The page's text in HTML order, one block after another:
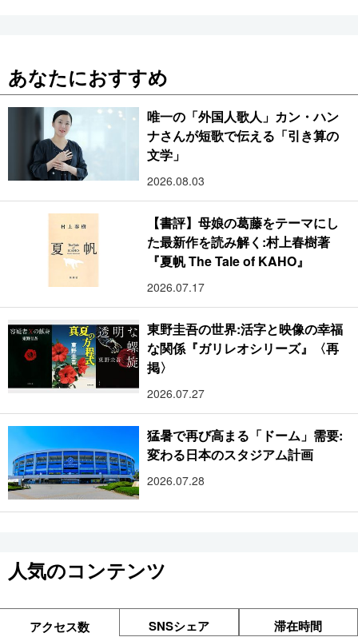
あなたにおすすめ
唯一の「外国人歌人」カン・ハン
ナさんが短歌で伝える「引き算の
文学」
2026.08.03
【書評】母娘の葛藤をテーマにし
た最新作を読み解く:村上春樹著
『夏帆 The Tale of KAHO』
2026.07.17
東野圭吾の世界:活字と映像の幸福
な関係『ガリレオシリーズ』〈再
掲〉
2026.07.27
猛暑で再び高まる「ドーム」需要:
変わる日本のスタジアム計画
2026.07.28
人気のコンテンツ
アクセス数 SNSシェア 滞在時間